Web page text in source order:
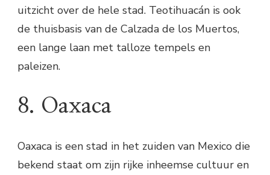
uitzicht over de hele stad. Teotihuacán is ook
de thuisbasis van de Calzada de los Muertos,
een lange laan met talloze tempels en
paleizen.
8. Oaxaca
Oaxaca is een stad in het zuiden van Mexico die
bekend staat om zijn rijke inheemse cultuur en